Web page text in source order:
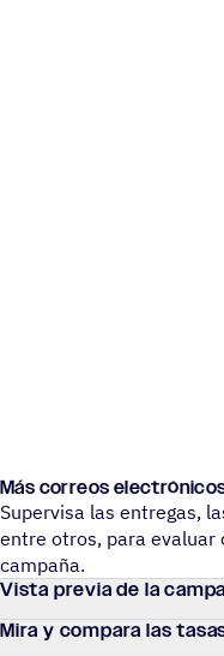
Más correos
Supervisa las entregas,
entre otros, para evaluar
campaña.
Vista previa de la
Mira y compara las